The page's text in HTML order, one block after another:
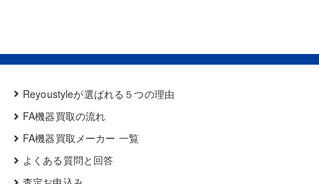
Reyoustyleが選ばれる５つの理由
FA機器買取の流れ
FA機器買取メーカー 一覧
よくある質問と回答